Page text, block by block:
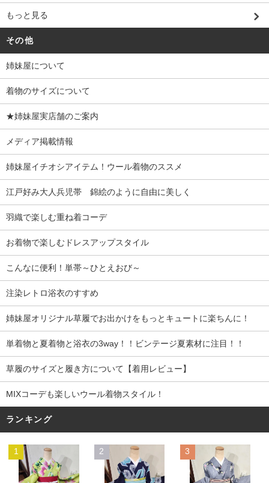
もっと見る
その他
姉妹屋について
着物のサイズについて
★姉妹屋実店舗のご案内
メディア掲載情報
姉妹屋イチオシアイテム！ウール着物のススメ
江戸好み大人兵児帯 錦絵のように自由に美しく
羽織で楽しむ重ね着コーデ
お着物で楽しむドレスアップスタイル
こんなに便利！単帯～ひとえおび～
注染レトロ浴衣のすすめ
姉妹屋オリジナル草履でお出かけをもっとキュートに楽ちんに！
単着物と夏着物と浴衣の3way！！ビンテージ夏素材に注目！！
草履のサイズと履き方について【着用レビュー】
MIXコーデも楽しいウール着物スタイル！
ランキング
1 2 3